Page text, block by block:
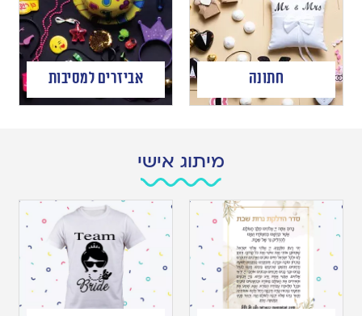
חתונה אביזרים למסיבות
מיתוג אישי